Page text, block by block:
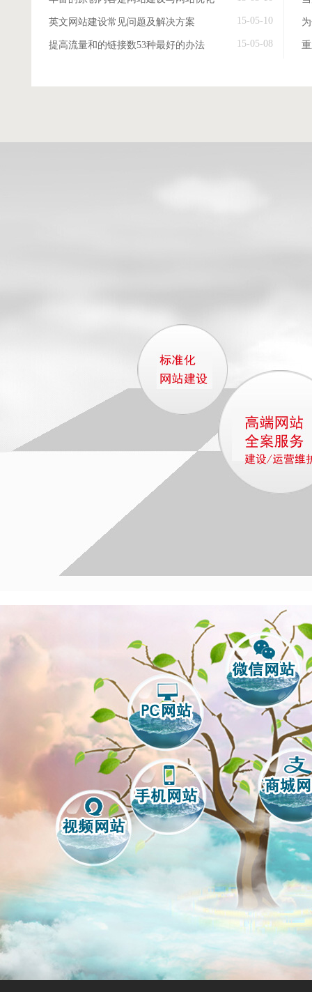
英文网站建设常见问题及解决方案 15-05-10
提高流量和的链接数53种最好的办法 15-05-08